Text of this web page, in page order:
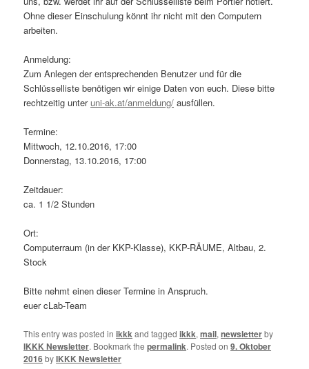
Ohne dieser Einschulung könnt ihr nicht mit den Computern
arbeiten.
Anmeldung:
Zum Anlegen der entsprechenden Benutzer und für die
Schlüsselliste benötigen wir einige Daten von euch. Diese bitte
rechtzeitig unteruni-ak.at/anmeldung/ ausfüllen.
Termine:
Mittwoch, 12.10.2016, 17:00
Donnerstag, 13.10.2016, 17:00
Zeitdauer:
ca. 1 1/2 Stunden
Ort:
Computerraum (in der KKP-Klasse), KKP-RÄUME, Altbau, 2.
Stock
Bitte nehmt einen dieser Termine in Anspruch.
euer cLab-Team
This entry was posted inikkk and taggedikkk,mail,newsletterby
IKKK Newsletter. Bookmark thepermalink. Posted on9. Oktober
2016byIKKK Newsletter